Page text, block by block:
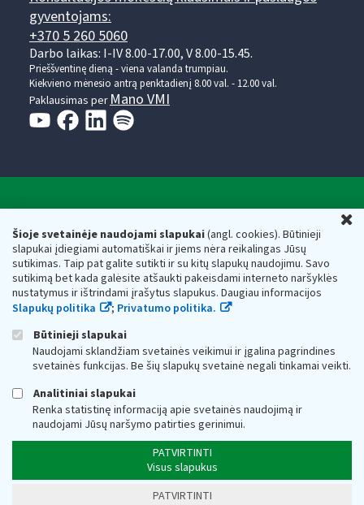
Šioje svetainėje naudojami slapukai(angl. cookies). Būtinieji
slapukai įdiegiami automatiškai ir jiems nėra reikalingas Jūsų
sutikimas. Taip pat galite sutikti ir su kitų slapukų naudojimu. Savo
sutikimą bet kada galėsite atšaukti pakeisdami interneto naršyklės
nustatymus ir ištrindami įrašytus slapukus. Daugiau informacijos
Slapukų politika
; Privatumo politika.
Būtinieji slapukai
Naudojami sklandžiam svetainės veikimui ir įgalina pagrindines
svetainės funkcijas. Be šių slapukų svetainė negali tinkamai veikti.
Analitiniai slapukai
Renka statistinę informaciją apie svetainės naudojimą ir
naudojami Jūsų naršymo patirties gerinimui.
PATVIRTINTI
Visus slapukus
PATVIRTINTI
gyventojams:
+370 5 260 5060
Darbo laikas: I-IV 8.00-17.00, V 8.00-15.45.
Prieššventinę dieną - viena valanda trumpiau.
Kiekvieno mėnesio antrą penktadienį 8.00 val. - 12.00 val.
Paklausimas per Mano VMI
Respublikos finansų ministerijos
Biudžetinė įstaiga. Juridinio asmens kodas — 188659752,
adresas: Vasario 16-osios g. 14, 01107 Vilnius, Lietuva, el.paštas:
vmi@vmi.lt, E. pristatymo dėžutės adresas 188659752
Duomenys apie Valstybinę mokesčių inspekciją prie Lietuvos
Respublikos finansų ministerijos kaupiami ir saugomi Juridinių